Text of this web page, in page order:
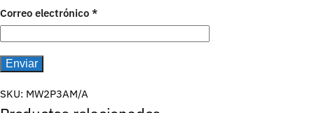
Correo electrónico *
SKU: MW2P3AM/A